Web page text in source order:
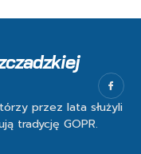
przez lata służyli
tradycję GOPR.